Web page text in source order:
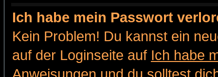
Ich habe mein Passwort
Kein Problem! Du kannst ein
auf der Loginseite auf Ich habe